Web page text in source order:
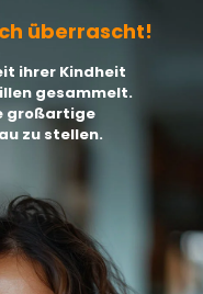
überrascht!
ihrer Kindheit
gesammelt.
großartige
zu stellen.